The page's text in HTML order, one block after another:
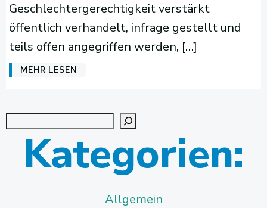
Geschlechtergerechtigkeit verstärkt
öffentlich verhandelt, infrage gestellt und
teils offen angegriffen werden, […]
MEHR LESEN
Kategorien:
Allgemein